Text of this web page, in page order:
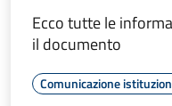
Ecco tutte le
il documento
Comunicazione